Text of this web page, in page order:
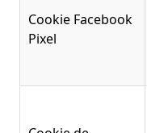
Cookie Facebook
Pixel